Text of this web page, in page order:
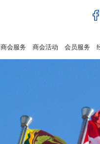
商会服务 商会活动 会员服务